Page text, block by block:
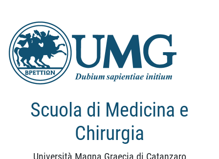
Scuola di Medicina e
Chirurgia
Università Magna Graecia di Catanzaro